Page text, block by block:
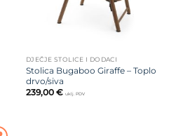
DJEČJE STOLICE I DODACI
Stolica Bugaboo Giraffe – Toplo
drvo/siva
239,00 € uklj. PDV